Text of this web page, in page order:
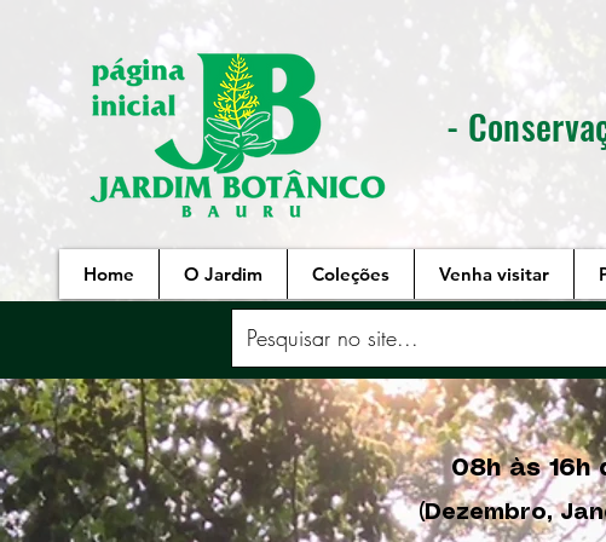
Home O Jardim Coleções Venha visitar
-
08h às 16h
(Dezembro,